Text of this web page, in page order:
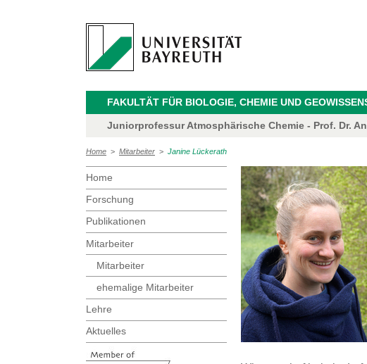
FAKULTÄT FÜR BIOLOGIE, CHEMIE UND
Juniorprofessur Atmosphärische Chemie - Prof. Dr.
Home > Mitarbeiter > Janine Lückerath
Home
Forschung
Publikationen
Mitarbeiter
Mitarbeiter
ehemalige Mitarbeiter
Lehre
Aktuelles